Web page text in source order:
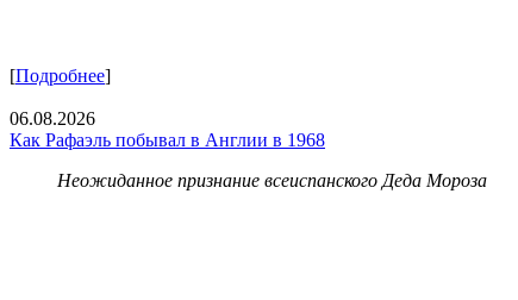
[Подробнее]
06.08.2026
Как Рафаэль побывал в Англии в 1968
Неожиданное признание всеиспанского Деда Мороза